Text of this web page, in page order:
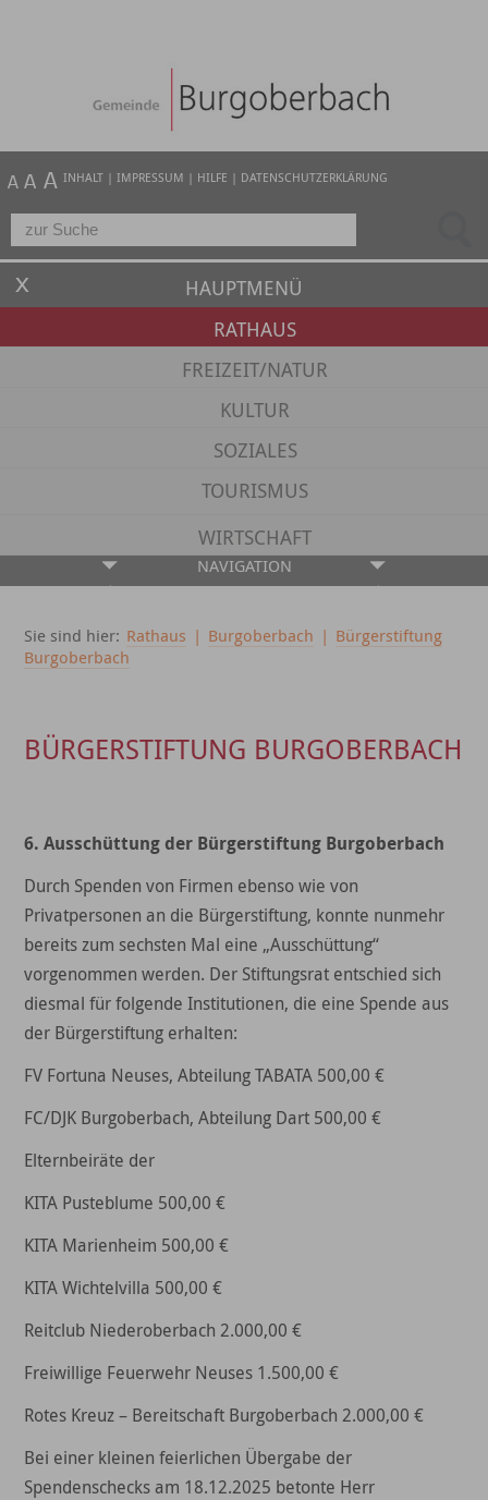
INHALT |IMPRESSUM | HILFE | DATENSCHUTZERKLÄRUNG
HAUPTMENÜ
RATHAUS
FREIZEIT/NATUR
KULTUR
SOZIALES
TOURISMUS
WIRTSCHAFT
NAVIGATION
Sie sind hier: Rathaus | Burgoberbach | Bürgerstiftung
Burgoberbach
BÜRGERSTIFTUNG BURGOBERBACH
6. Ausschüttung der Bürgerstiftung Burgoberbach
Durch Spenden von Firmen ebenso wie von
Privatpersonen an die Bürgerstiftung, konnte nunmehr
bereits zum sechsten Mal eine „Ausschüttung“
vorgenommen werden. Der Stiftungsrat entschied sich
diesmal für folgende Institutionen, die eine Spende aus
der Bürgerstiftung erhalten:
FV Fortuna Neuses, Abteilung TABATA 500,00 €
FC/DJK Burgoberbach, Abteilung Dart 500,00 €
Elternbeiräte der
KITA Pusteblume 500,00 €
KITA Marienheim 500,00 €
KITA Wichtelvilla 500,00 €
Reitclub Niederoberbach 2.000,00 €
Freiwillige Feuerwehr Neuses 1.500,00 €
Rotes Kreuz – Bereitschaft Burgoberbach 2.000,00 €
Bei einer kleinen feierlichen Übergabe der
Spendenschecks am 18.12.2025 betonte Herr